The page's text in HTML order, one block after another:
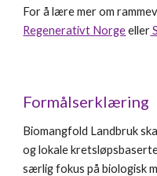
For å lære mer om
Regenerativt Norgeeller
Formålserklæring
Biomangfold Landbruk
og lokale
særlig fokus på biologisk